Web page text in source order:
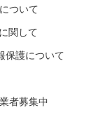
ついて
関して
保護について
者募集中